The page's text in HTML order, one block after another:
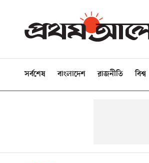
সর্বশেষ বাংলাদেশ রাজনীতি বিশ্ব